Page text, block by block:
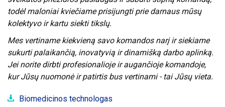
DAŽNIAUSIAI
UŽDUODAMI
KLAUSIMAI
KONSULTAVIMASIS
SU VISUOMENE
SKIEPŲ
PLANAVIMAS
KARJERA
todėl maloniai kviečiame prisijungti prie darnaus mūsų
kolektyvo ir kartu siekti tikslų.
Mes vertiname kiekvieną savo komandos narį ir siekiame
sukurti palaikančią, inovatyvią ir dinamišką darbo aplinką.
Jei norite dirbti profesionalioje ir augančioje komandoje,
kur Jūsų nuomonė ir patirtis bus vertinami - tai Jūsų vieta.
Biomedicinos technologas